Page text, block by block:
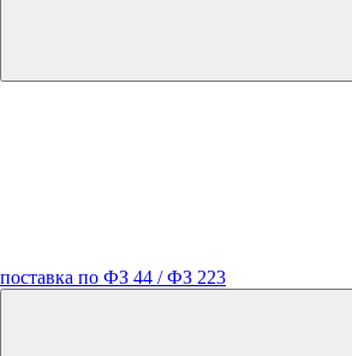
поставка по ФЗ 44 / ФЗ 223